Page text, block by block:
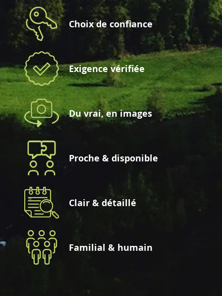
Choix de confiance
Exigence vérifiée
Du vrai, en images
Proche & disponible
Clair & détaillé
Familial & humain